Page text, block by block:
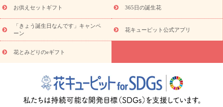
ド
お花の種類 トルコキキョウ
お祝い お祝い・3000円～ お祝い・4000円～
お祝い・
5000円～
お祝い・7000円～ お祝い・ 10000円～
お供え・お
悔やみ
円～
お供え・お悔やみ・
いのマナー
定年退職祝いのマナー
お祝いを贈るときのマナー・
花キューピットのお祝いコラム一覧
誕生日のお花を「色
彩心理学」で選ぶ方法
結婚祝いの予算相場
出産祝いお役立ち情
お供えセットギフト 365日の誕生花
「きょう誕生日なんです」キャンペ
ーン
花キューピット公式アプリ
花とみどりのeギフト